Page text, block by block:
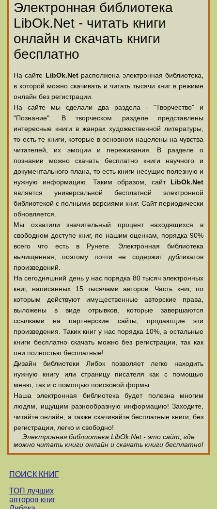
Электронная библиотека
LibOk.Net - читать книги
онлайн и скачать книги
бесплатно
На сайте LibOk.Netрасполжена электронная библиотека,
в которой можно скачивать и читать тысячи книг в режиме
онлайн без регистрации.
На сайте мы сделали два раздела - "Творчество" и
"Познание". В творческом разделе представлены
интересные книги в жанрах художественной литературы,
то есть те книги, которые в основном нацелены на чувства
читателей, их эмоции и переживания. В разделе о
познании можно скачать бесплатно книги научного и
документального плана, то есть книги несущие полезную и
нужную информацию. Таким образом, сайт LibOk.Net
является универсальной бесплатной электронной
библиотекой с полными версиями книг. Сайт периодически
обновляется.
Мы охватили значительный процент находящихся в
свободном доступе книг, по нашим оценкам, порядка 90%
всего что есть в Рунете. Электронная библиотека
вычищенная, поэтому почти не содержит дубликатов
произведений.
На сегодняшний день у нас порядка 80 тысяч электронных
книг, написанных 15 тысячами авторов. Часть книг, по
которым действуют имущественные авторские права,
выложены в виде отрывков, которые завершаются
ссылками на партнерские сайты, продающие эти
произведения. Таких книг у нас порядка 10%, а остальные
книги бесплатно скачать можно без регистрации, так как
они полностью бесплатные!
Дизайн библиотеки Либок позволяет легко находить
нужную книгу или страницу писателя как с помощью
меню, так и с помощью поисковой формы.
Наша электронная библиотека будет полезна многим
людям, ищущим разнообразную информацию! Заходите,
читайте онлайн, а также скачивайте бесплатные книги, без
регистрации, легко и свободно!
Электронная библиотека LibOk.Net - это сайт, где
можно читать книги онлайн и скачать книги бесплатно!
ПОИСК КНИГ
ТОП лучших
авторов книг